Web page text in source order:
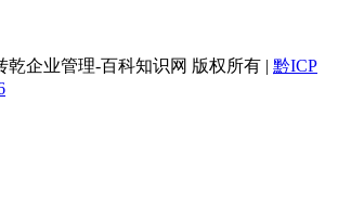
乾企业管理-百科知识网 版权所有 | 黔ICP